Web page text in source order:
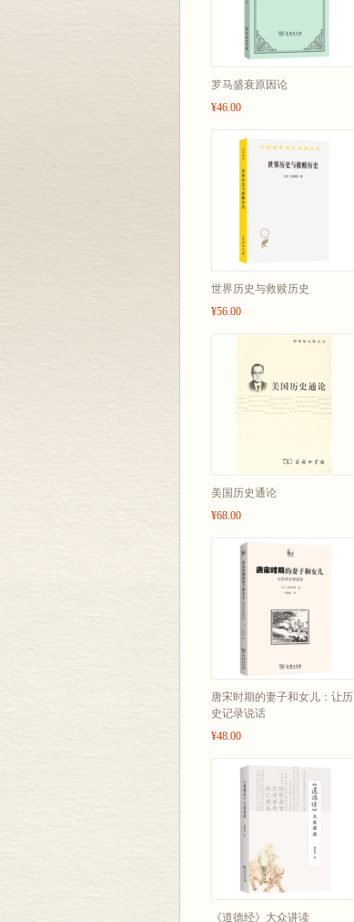
罗马盛衰原因论
¥46.00
世界历史与救赎历史
¥56.00
美国历史通论
¥68.00
唐宋时期的妻子和女儿：让历
史记录说话
¥48.00
《道德经》大众讲读